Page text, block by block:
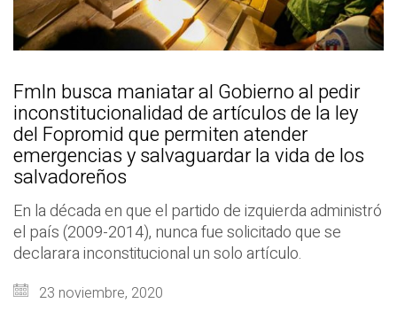
Fmln busca maniatar al Gobierno al pedir
inconstitucionalidad de artículos de la ley
del Fopromid que permiten atender
emergencias y salvaguardar la vida de los
salvadoreños
En la década en que el partido de izquierda administró
el país (2009-2014), nunca fue solicitado que se
declarara inconstitucional un solo artículo.
23 noviembre, 2020